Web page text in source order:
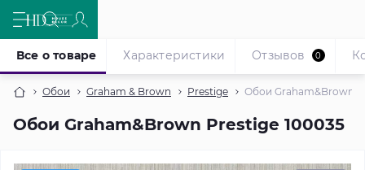
Обои Graham & Brown Prestige Обои Graham&Brown
Обои Graham&Brown Prestige 100035
Все о товаре Характеристики Отзывов 0